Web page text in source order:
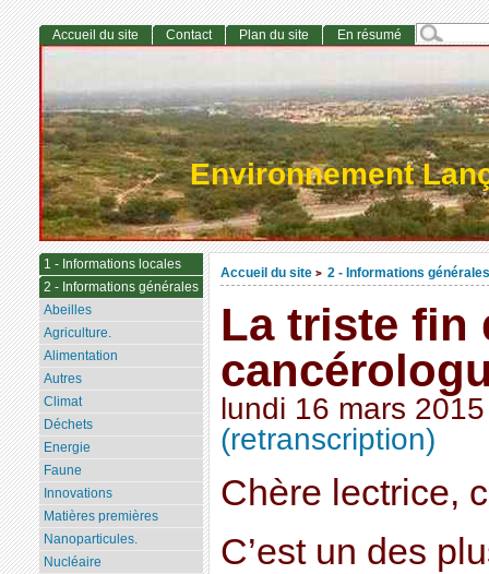
Environnement
Accueil du site > 2 - Informations générales
La triste fin
lundi 16 mars 2015
(retranscription)
Chère lectrice,
C’est un des
Accueil du site Contact Plan du site En résumé
1 - Informations locales
2 - Informations générales
Abeilles
Agriculture.
Alimentation
Autres
Climat
Déchets
Energie
Faune
Innovations
Matières premières
Nanoparticules.
Nucléaire